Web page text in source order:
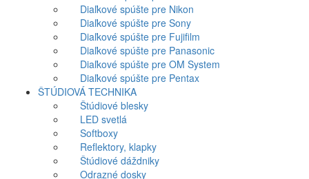
Diaľkové spúšte pre Nikon
Diaľkové spúšte pre Sony
Diaľkové spúšte pre Fujifilm
Diaľkové spúšte pre Panasonic
Diaľkové spúšte pre OM System
Diaľkové spúšte pre Pentax
ŠTÚDIOVÁ TECHNIKA
Štúdiové blesky
LED svetlá
Softboxy
Reflektory, klapky
Štúdiové dáždniky
Odrazné dosky